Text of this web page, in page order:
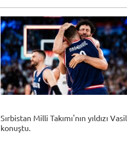
Sırbistan Milli Takımı'nın yıldızı
konuştu.